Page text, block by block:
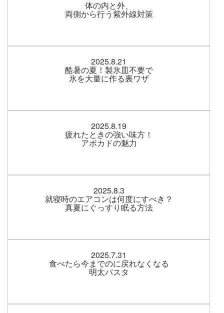
体の内と外、
両側から行う紫外線対策
2025.8.21
酷暑の夏！製氷皿不要で
氷を大量に作る裏ワザ
2025.8.19
疲れたときの強い味方！
アボカドの魅力
2025.8.3
就寝時のエアコンは何度にすべき？
真夏にぐっすり眠る方法
2025.7.31
食べたら今までのに戻れなくなる
明太パスタ